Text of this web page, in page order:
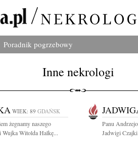
Poradnik pogrzebowy
Inne nekrologi
WIEK: 89 GDAŃSK
żegnamy naszego
Wujka Witolda Halkę...
Panu
Jadwigi